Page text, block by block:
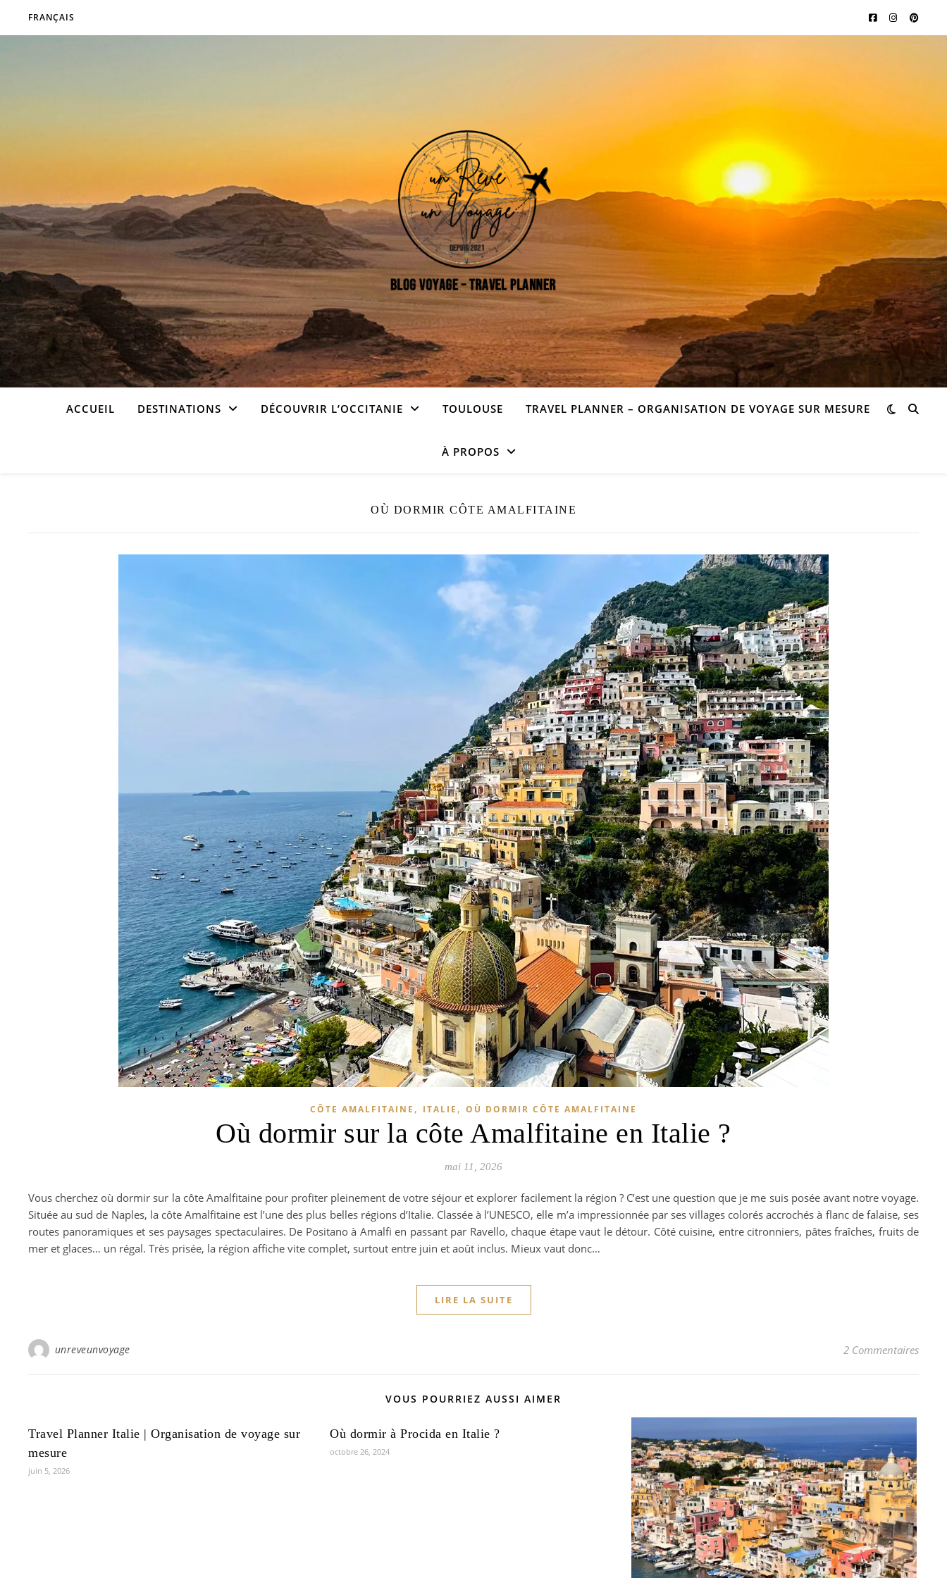
FRANÇAIS
ACCUEIL DESTINATIONS DÉCOUVRIR L’OCCITANIE TOULOUSE TRAVEL PLANNER – ORGANISATION DE VOYAGE SUR MESURE
À PROPOS
OÙ DORMIR CÔTE AMALFITAINE
CÔTE AMALFITAINE , ITALIE , OÙ DORMIR CÔTE AMALFITAINE
Où dormir sur la côte Amalfitaine en Italie ?
mai 11, 2026
Vous cherchez où dormir sur la côte Amalfitaine pour profiter pleinement de votre séjour et explorer facilement la région ? C’est une question que je me suis posée avant notre voyage.
Située au sud de Naples, la côte Amalfitaine est l’une des plus belles régions d’Italie. Classée à l’UNESCO, elle m’a impressionnée par ses villages colorés accrochés à flanc de falaise, ses
routes panoramiques et ses paysages spectaculaires. De Positano à Amalfi en passant par Ravello, chaque étape vaut le détour. Côté cuisine, entre citronniers, pâtes fraîches, fruits de
mer et glaces… un régal. Très prisée, la région affiche vite complet, surtout entre juin et août inclus. Mieux vaut donc…
LIRE LA SUITE
unreveunvoyage 2 Commentaires
VOUS POURRIEZ AUSSI AIMER
Travel Planner Italie | Organisation de voyage sur
mesure
juin 5, 2026
Où dormir à Procida en Italie ?
octobre 26, 2024